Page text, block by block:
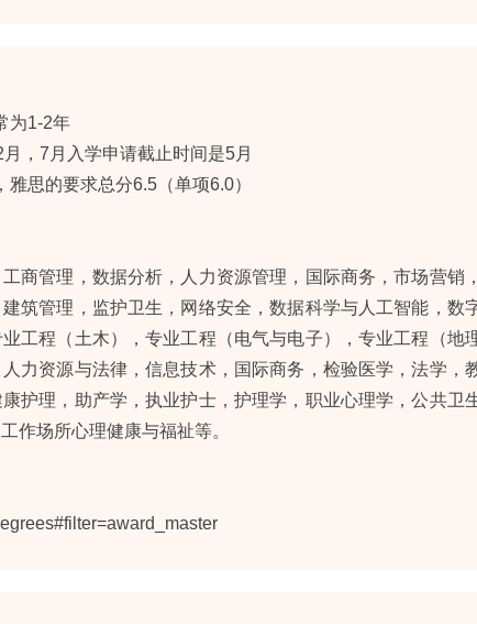
为1-2年
，7月入学申请截止时间是5月
思的要求总分6.5（单项6.0）
商管理，数据分析，人力资源管理，国际商务，市场营销
筑管理，监护卫生，网络安全，数据科学与人工智能，数
工程（土木），专业工程（电气与电子），专业工程（地
力资源与法律，信息技术，国际商务，检验医学，法学，
护理，助产学，执业护士，护理学，职业心理学，公共卫
作场所心理健康与福祉等。